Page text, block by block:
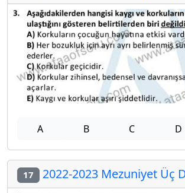
A B C D
17 2022-2023 Mezuniyet Üç